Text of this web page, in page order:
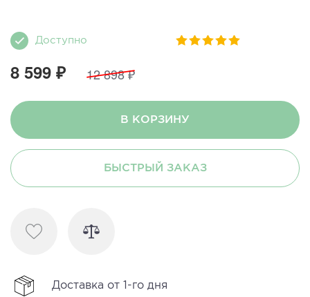
Доступно
8 599 ₽ 12 898 ₽
В КОРЗИНУ
БЫСТРЫЙ ЗАКАЗ
Доставка от 1-го дня